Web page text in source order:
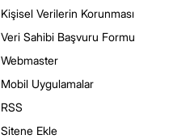
Kişisel Verilerin Korunması
Veri Sahibi Başvuru Formu
Webmaster
Mobil Uygulamalar
RSS
Sitene Ekle